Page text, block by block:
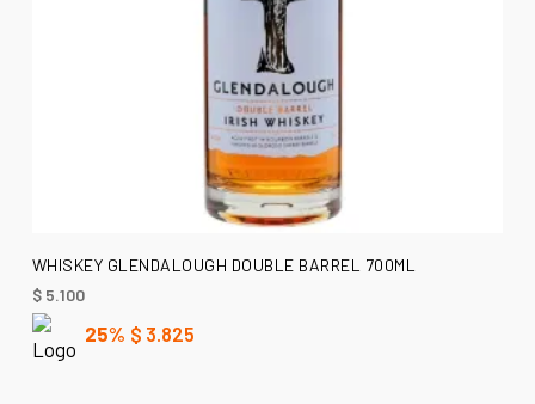
AÑADIR AL CARRITO
WHISKEY GLENDALOUGH DOUBLE BARREL 700ML
$5.100
25% $ 3.825